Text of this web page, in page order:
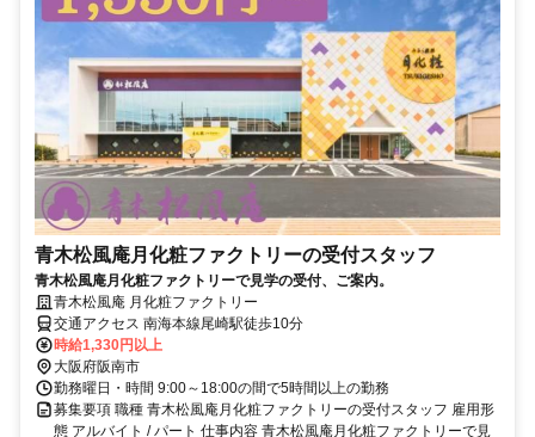
青木松風庵月化粧ファクトリーの受付スタッフ
青木松風庵月化粧ファクトリーで見学の受付、ご案内。
青木松風庵 月化粧ファクトリー
交通アクセス 南海本線尾崎駅徒歩10分
時給1,330円以上
大阪府阪南市
勤務曜日・時間 9:00～18:00の間で5時間以上の勤務
募集要項 職種 青木松風庵月化粧ファクトリーの受付スタッフ 雇用形
態 アルバイト / パート 仕事内容 青木松風庵月化粧ファクトリーで見